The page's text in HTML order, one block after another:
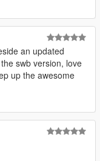
an updated
swb version, love
up the awesome